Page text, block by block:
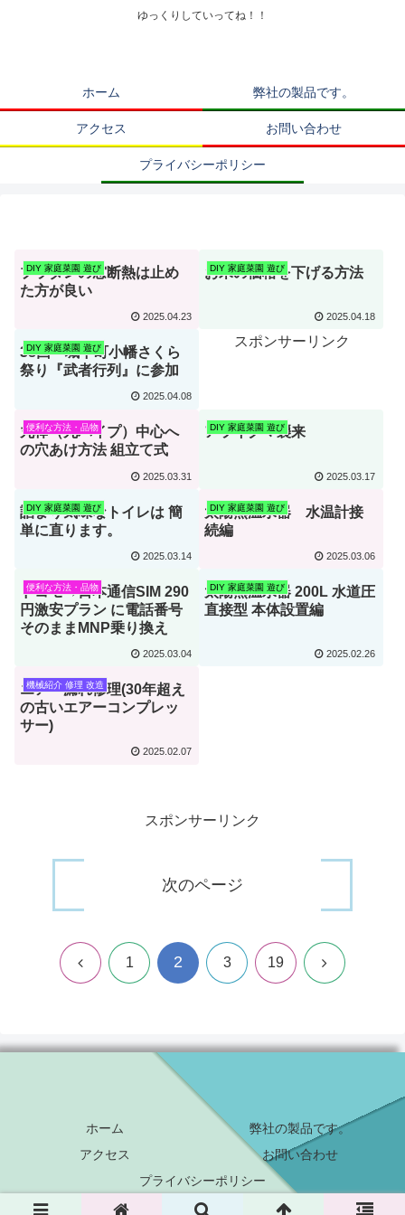
ゆっくりしていってね！！
ホーム 弊社の製品です。
アクセス お問い合わせ
プライバシーポリシー
DIY 家庭菜園 遊び
プラダンの窓断熱は止め
た方が良い
2025.04.23
DIY 家庭菜園 遊び
お米の価格を下げる方法
2025.04.18
DIY 家庭菜園 遊び
38回「城下町小幡さくら
祭り『武者行列』に参加
2025.04.08
スポンサーリンク
便利な方法・品物
丸棒（丸パイプ）中心へ
の穴あけ方法 組立て式
2025.03.31
DIY 家庭菜園 遊び
アライグマ襲来
2025.03.17
DIY 家庭菜園 遊び
詰まり気味なトイレは 簡
単に直ります。
2025.03.14
DIY 家庭菜園 遊び
太陽熱温水器 水温計接
続編
2025.03.06
便利な方法・品物
ドコモ→日本通信SIM 290
円激安プラン に電話番号
そのままMNP乗り換え
2025.03.04
DIY 家庭菜園 遊び
太陽熱温水器 200L 水道圧
直接型 本体設置編
2025.02.26
機械紹介 修理 改造
エアー漏れ修理(30年超え
の古いエアーコンプレッ
サー)
2025.02.07
スポンサーリンク
次のページ
前 1 2 3 19 次
ホーム
弊社の製品です。
アクセス
お問い合わせ
プライバシーポリシー